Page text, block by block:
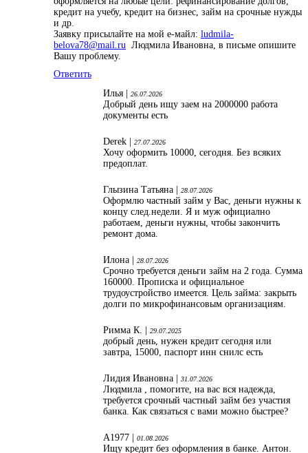
кредит на учебу, кредит на бизнес, займ на срочные нужды
и др.
Заявку присылайте на мой е-майл: ludmila-
belova78@mail.ru Людмила Ивановна, в письме опишите
Вашу проблему.
Ответить
Илья |
26.07.2026
Добрый день ищу заем на 2000000 работа
документы есть
Derek | 27.07.2026
Хочу оформить 10000, сегодня. Без всяких
предоплат.
Глызина Татьяна | 28.07.2026
Оформлю частный займ у Вас, деньги нужны к
концу след.недели. Я и муж официално
работаем, деньги нужны, чтобы закончить
ремонт дома.
Илона | 28.07.2026
Срочно требуется деньги займ на 2 года. Сумма
160000. Прописка и официальное
трудоустройство имеется. Цель займа: закрыть
долги по микрофинансовым организациям.
Римма К. | 29.07.2025
добрый день, нужен кредит сегодня или
завтра, 15000, паспорт инн снилс есть
Лидия Ивановна | 31.07.2026
Людмила , помогите, на вас вся надежда,
требуется срочный частный займ без участия
банка. Как связаться с вами можно быстрее?
А1977 | 01.08.2026
Ищу кредит без оформления в банке. Антон.